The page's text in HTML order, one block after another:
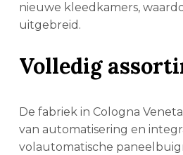
nieuwe kleedkamers,
uitgebreid.
Volledig
De fabriek in Cologna
van automatisering en
volautomatische